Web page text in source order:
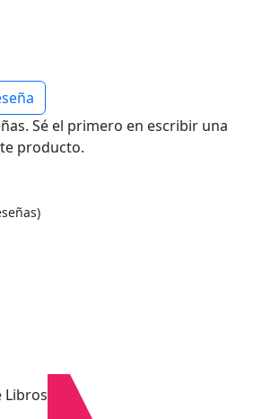
Sé el primero en escribir una
producto.
Libros